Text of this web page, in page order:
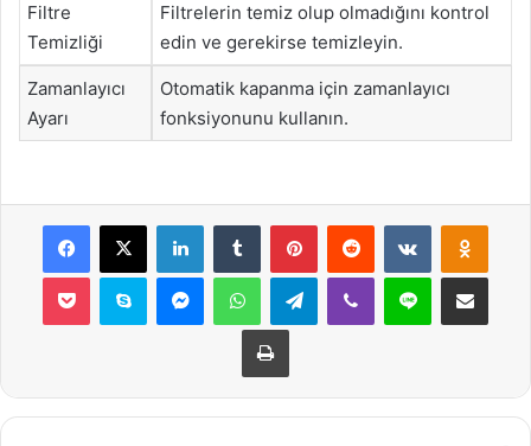
Filtre
Temizliği
Filtrelerin temiz olup olmadığını kontrol
edin ve gerekirse temizleyin.
Zamanlayıcı
Ayarı
Otomatik kapanma için zamanlayıcı
fonksiyonunu kullanın.
Facebook
X LinkedInTumblr PinterestReddit VKontakte
Pocket Skype MessengerWhatsAppTelegramViber Line E-Posta ile
Yazdır